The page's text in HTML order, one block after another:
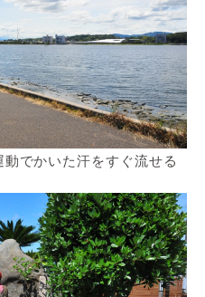
でかいた汗をすぐ流せる